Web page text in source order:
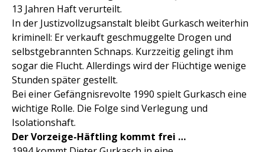
13 Jahren Haft verurteilt.
In der Justizvollzugsanstalt bleibt Gurkasch weiterhin
kriminell: Er verkauft geschmuggelte Drogen und
selbstgebrannten Schnaps. Kurzzeitig gelingt ihm
sogar die Flucht. Allerdings wird der Flüchtige wenige
Stunden später gestellt.
Bei einer Gefängnisrevolte 1990 spielt Gurkasch eine
wichtige Rolle. Die Folge sind Verlegung und
Isolationshaft.
Der Vorzeige-Häftling kommt frei …